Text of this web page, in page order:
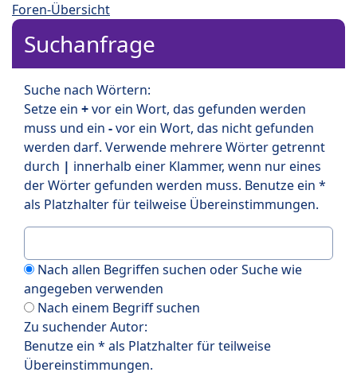
Foren-Übersicht
Suchanfrage
Suche nach Wörtern:
Setze ein +vor ein Wort, das gefunden werden
muss und ein -vor ein Wort, das nicht gefunden
werden darf. Verwende mehrere Wörter getrennt
durch | innerhalb einer Klammer, wenn nur eines
der Wörter gefunden werden muss. Benutze ein *
als Platzhalter für teilweise Übereinstimmungen.
Nach allen Begriffen suchen oder Suche wie
angegeben verwenden
Nach einem Begriff suchen
Zu suchender Autor:
Benutze ein * als Platzhalter für teilweise
Übereinstimmungen.